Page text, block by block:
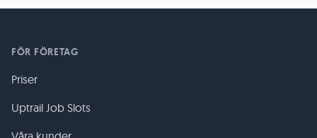
FÖR FÖRETAG
Priser
Uptrail Job Slots